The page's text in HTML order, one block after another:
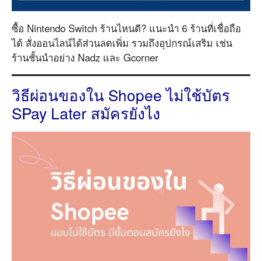
ซื้อ Nintendo Switch ร้านไหนดี? แนะนำ 6 ร้านที่เชื่อถือ
ได้ สั่งออนไลน์ได้ส่วนลดเพิ่ม รวมถึงอุปกรณ์เสริม เช่น
ร้านชั้นนำอย่าง Nadz และ Gcorner
วิธีผ่อนของใน Shopee ไม่ใช้บัตร
SPay Later สมัครยังไง